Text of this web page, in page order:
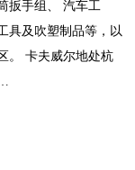
扳手组、 汽车工
具及吹塑制品等，以
。 卡夫威尔地处杭